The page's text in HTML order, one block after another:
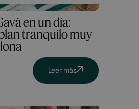
en un día:
tranquilo muy
Leer más